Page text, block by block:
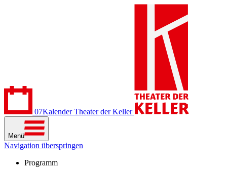
07Kalender Theater der Keller
Menü
Navigation überspringen
Programm